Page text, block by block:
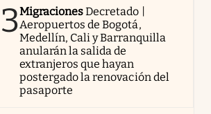
3MigracionesDecretado |
Aeropuertos de Bogotá,
Medellín, Cali y Barranquilla
anularán la salida de
extranjeros que hayan
postergado la renovación del
pasaporte